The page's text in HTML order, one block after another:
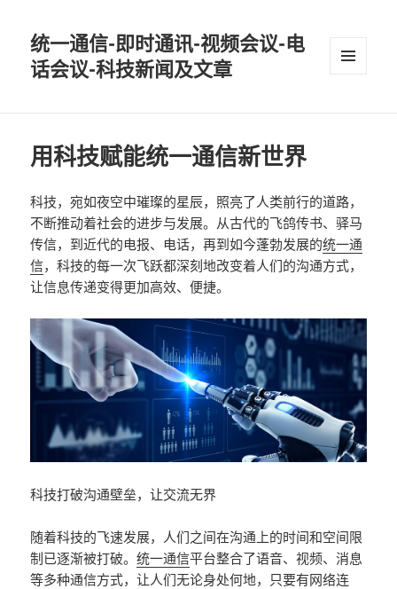
统一通信-即时通讯-视频会议-电
话会议-科技新闻及文章
用科技赋能统一通信新世界
科技，宛如夜空中璀璨的星辰，照亮了人类前行的道路，
不断推动着社会的进步与发展。从古代的飞鸽传书、驿马
传信，到近代的电报、电话，再到如今蓬勃发展的统一通
信，科技的每一次飞跃都深刻地改变着人们的沟通方式，
让信息传递变得更加高效、便捷。
科技打破沟通壁垒，让交流无界
随着科技的飞速发展，人们之间在沟通上的时间和空间限
制已逐渐被打破。统一通信平台整合了语音、视频、消息
等多种通信方式，让人们无论身处何地，只要有网络连